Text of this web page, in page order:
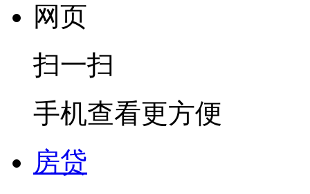
网页
扫一扫
手机查看更方便
房贷